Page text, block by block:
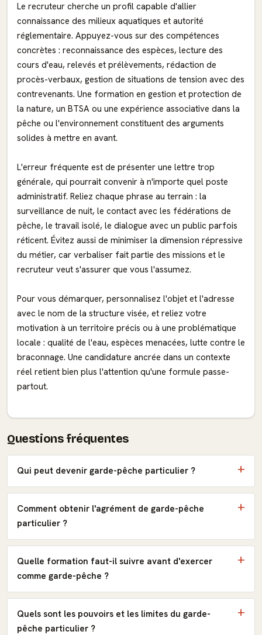
Le recruteur cherche un profil capable d'allier
connaissance des milieux aquatiques et autorité
réglementaire. Appuyez-vous sur des compétences
concrètes : reconnaissance des espèces, lecture des
cours d'eau, relevés et prélèvements, rédaction de
procès-verbaux, gestion de situations de tension avec des
contrevenants. Une formation en gestion et protection de
la nature, un BTSA ou une expérience associative dans la
pêche ou l'environnement constituent des arguments
solides à mettre en avant.
L'erreur fréquente est de présenter une lettre trop
générale, qui pourrait convenir à n'importe quel poste
administratif. Reliez chaque phrase au terrain : la
surveillance de nuit, le contact avec les fédérations de
pêche, le travail isolé, le dialogue avec un public parfois
réticent. Évitez aussi de minimiser la dimension répressive
du métier, car verbaliser fait partie des missions et le
recruteur veut s'assurer que vous l'assumez.
Pour vous démarquer, personnalisez l'objet et l'adresse
avec le nom de la structure visée, et reliez votre
motivation à un territoire précis ou à une problématique
locale : qualité de l'eau, espèces menacées, lutte contre le
braconnage. Une candidature ancrée dans un contexte
réel retient bien plus l'attention qu'une formule passe-
partout.
Questions fréquentes
Qui peut devenir garde-pêche particulier ?
Comment obtenir l'agrément de garde-pêche
particulier ?
Quelle formation faut-il suivre avant d'exercer
comme garde-pêche ?
Quels sont les pouvoirs et les limites du garde-
pêche particulier ?